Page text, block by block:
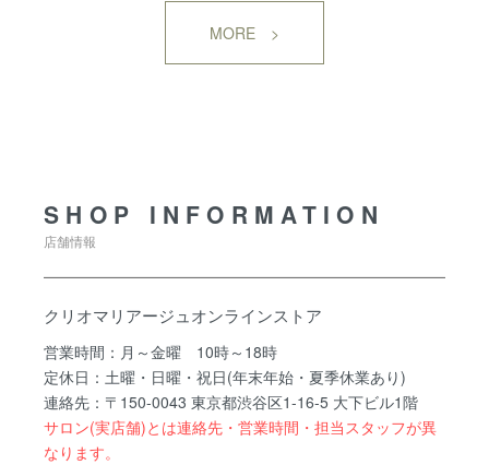
MORE >
SHOP INFORMATION
店舗情報
クリオマリアージュオンラインストア
営業時間：月～金曜 10時～18時
定休日：土曜・日曜・祝日(年末年始・夏季休業あり)
連絡先：〒150-0043 東京都渋谷区1-16-5 大下ビル1階
サロン(実店舗)とは連絡先・営業時間・担当スタッフが異
なります。